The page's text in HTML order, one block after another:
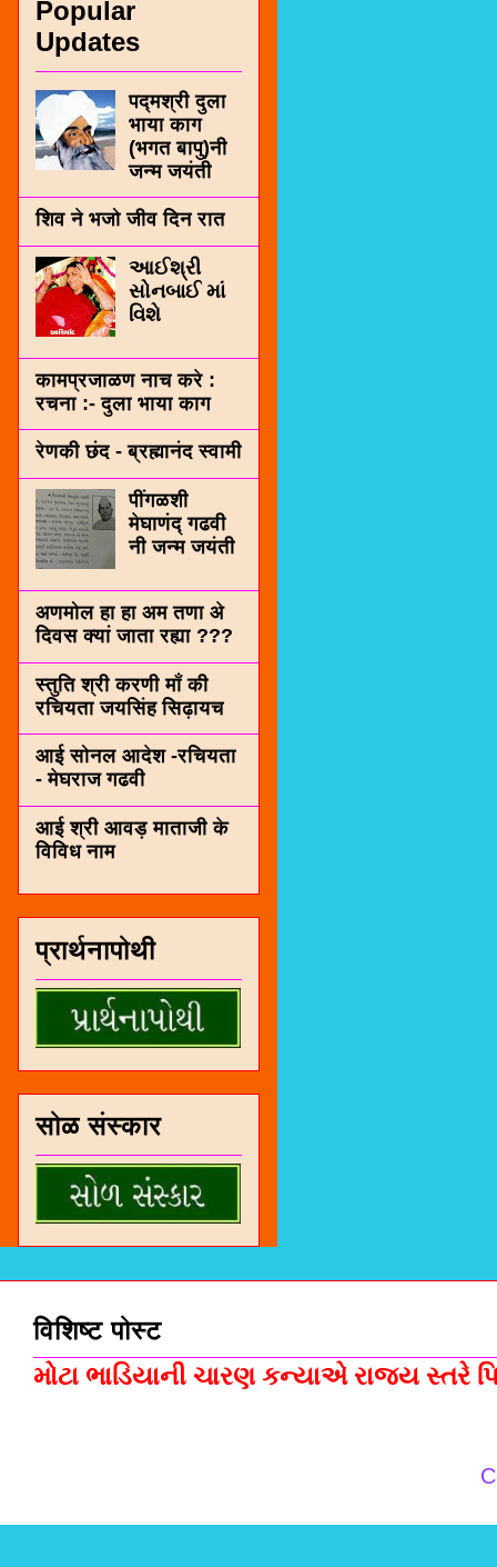
Popular
Updates
पद्मश्री दुला
भाया काग
(भगत बापु)नी
जन्म जयंती
शिव ने भजो जीव दिन रात
આઈશ્રી
સોનબાઈ માં
વિશે
कामप्रजाळण नाच करे :
रचना :- दुला भाया काग
रेणकी छंद - ब्रह्मानंद स्वामी
पींगळशी
मेघाणंद् गढवी
नी जन्म जयंती
अणमोल हा हा अम तणा अे
दिवस क्यां जाता रह्या ???
स्तुति श्री करणी माँ की
रचियता जयसिंह सिढ़ायच
आई सोनल आदेश -रचियता
- मेघराज गढवी
आई श्री आवड़ माताजी के
विविध नाम
प्रार्थनापोथी
सोळ संस्कार
विशिष्ट पोस्ट
મોટા ભાડિયાની ચારણ કન્યાએ રાજ્ય સ્તરે